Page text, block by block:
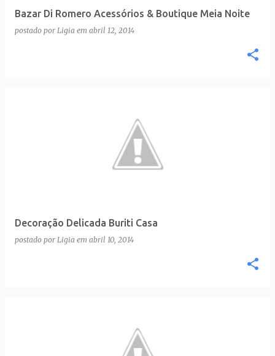
Bazar Di Romero Acessórios & Boutique Meia Noite
postado por Ligia em abril 12, 2014
Decoração Delicada Buriti Casa
postado por Ligia em abril 10, 2014